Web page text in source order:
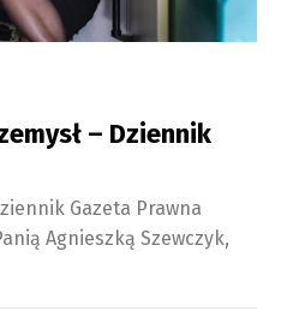
– Dziennik
Gazeta Prawna
Agnieszką Szewczyk,